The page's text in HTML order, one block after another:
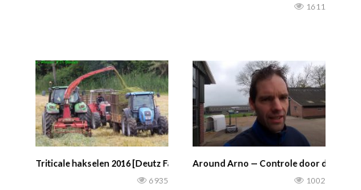
1611
Triticale hakselen 2016 [Deutz Fahr 6190 + Feraboli 980] Hoe het ook kan.
6935
Around Arno — Controle door de
1002